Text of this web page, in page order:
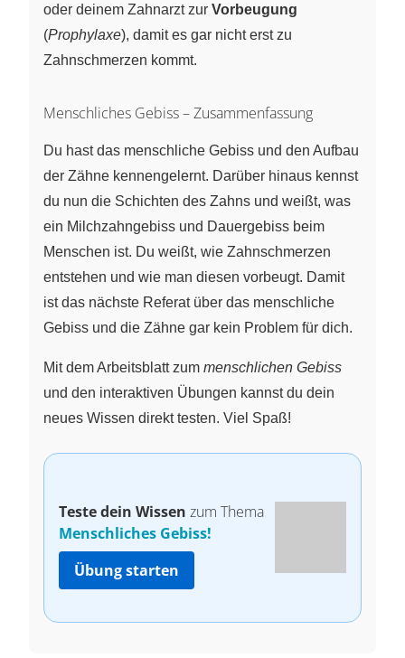
oder deinem Zahnarzt zur Vorbeugung
(Prophylaxe), damit es gar nicht erst zu
Zahnschmerzen kommt.
Menschliches Gebiss – Zusammenfassung
Du hast das menschliche Gebiss und den Aufbau
der Zähne kennengelernt. Darüber hinaus kennst
du nun die Schichten des Zahns und weißt, was
ein Milchzahngebiss und Dauergebiss beim
Menschen ist. Du weißt, wie Zahnschmerzen
entstehen und wie man diesen vorbeugt. Damit
ist das nächste Referat über das menschliche
Gebiss und die Zähne gar kein Problem für dich.
Mit dem Arbeitsblatt zum menschlichen Gebiss
und den interaktiven Übungen kannst du dein
neues Wissen direkt testen. Viel Spaß!
Teste dein Wissen zum Thema
Menschliches Gebiss!
Übung starten